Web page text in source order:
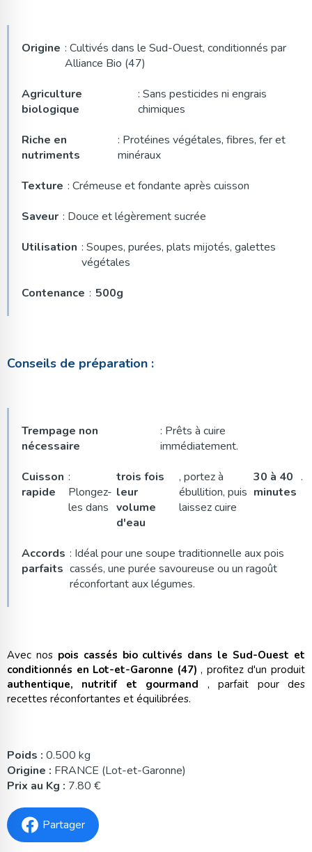
Origine : Cultivés dans le Sud-Ouest, conditionnés par
Alliance Bio (47)
Agriculture
biologique
: Sans pesticides ni engrais
chimiques
Riche en
nutriments
: Protéines végétales, fibres, fer et
minéraux
Texture : Crémeuse et fondante après cuisson
Saveur : Douce et légèrement sucrée
Utilisation : Soupes, purées, plats mijotés, galettes
végétales
Contenance : 500g
Conseils de préparation :
Trempage non
nécessaire
: Prêts à cuire
immédiatement.
Cuisson
rapide
:
Plongez-
les dans
trois fois
leur
volume
d'eau
, portez à
ébullition, puis
laissez cuire
30 à 40
minutes
.
Accords
parfaits
: Idéal pour une soupe traditionnelle aux pois
cassés, une purée savoureuse ou un ragoût
réconfortant aux légumes.
Avec nos pois cassés bio cultivés dans le Sud-Ouest et
conditionnés en Lot-et-Garonne (47) , profitez d'un produit
authentique, nutritif et gourmand , parfait pour des
recettes réconfortantes et équilibrées.
Poids : 0.500 kg
Origine : FRANCE (Lot-et-Garonne)
Prix au Kg : 7.80 €
Partager